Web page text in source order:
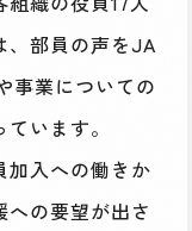
、部員の声をJA
事業についての
います。
入への働きか
への要望が出さ